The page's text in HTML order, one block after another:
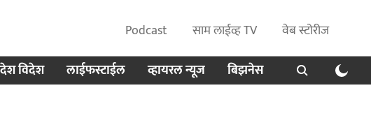
Podcast साम लाईव्ह TV
वेब स्टोरीज
देश विदेश लाईफस्टाईल व्हायरल न्यूज बिझनेस